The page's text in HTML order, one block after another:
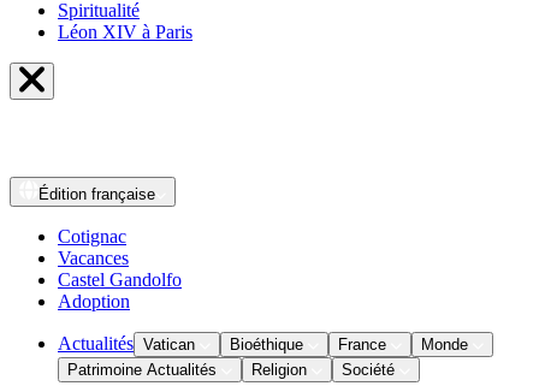
Spiritualité
Léon XIV à Paris
Édition française
Cotignac
Vacances
Castel Gandolfo
Adoption
Actualités Vatican Bioéthique France
Monde
Patrimoine Actualités
Religion Société